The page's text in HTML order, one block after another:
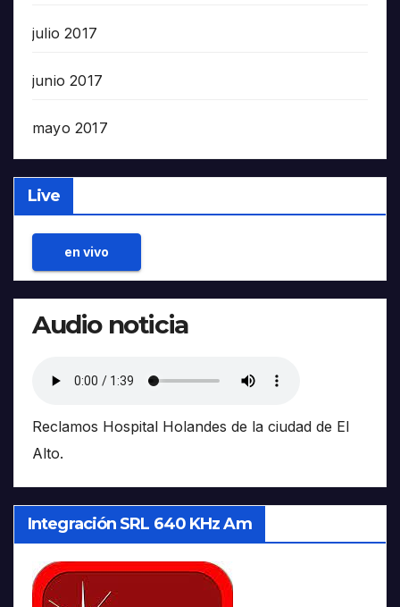
julio 2017
junio 2017
mayo 2017
Live
en vivo
Audio noticia
Reclamos Hospital Holandes de la ciudad de El
Alto.
Integración SRL 640 KHz Am